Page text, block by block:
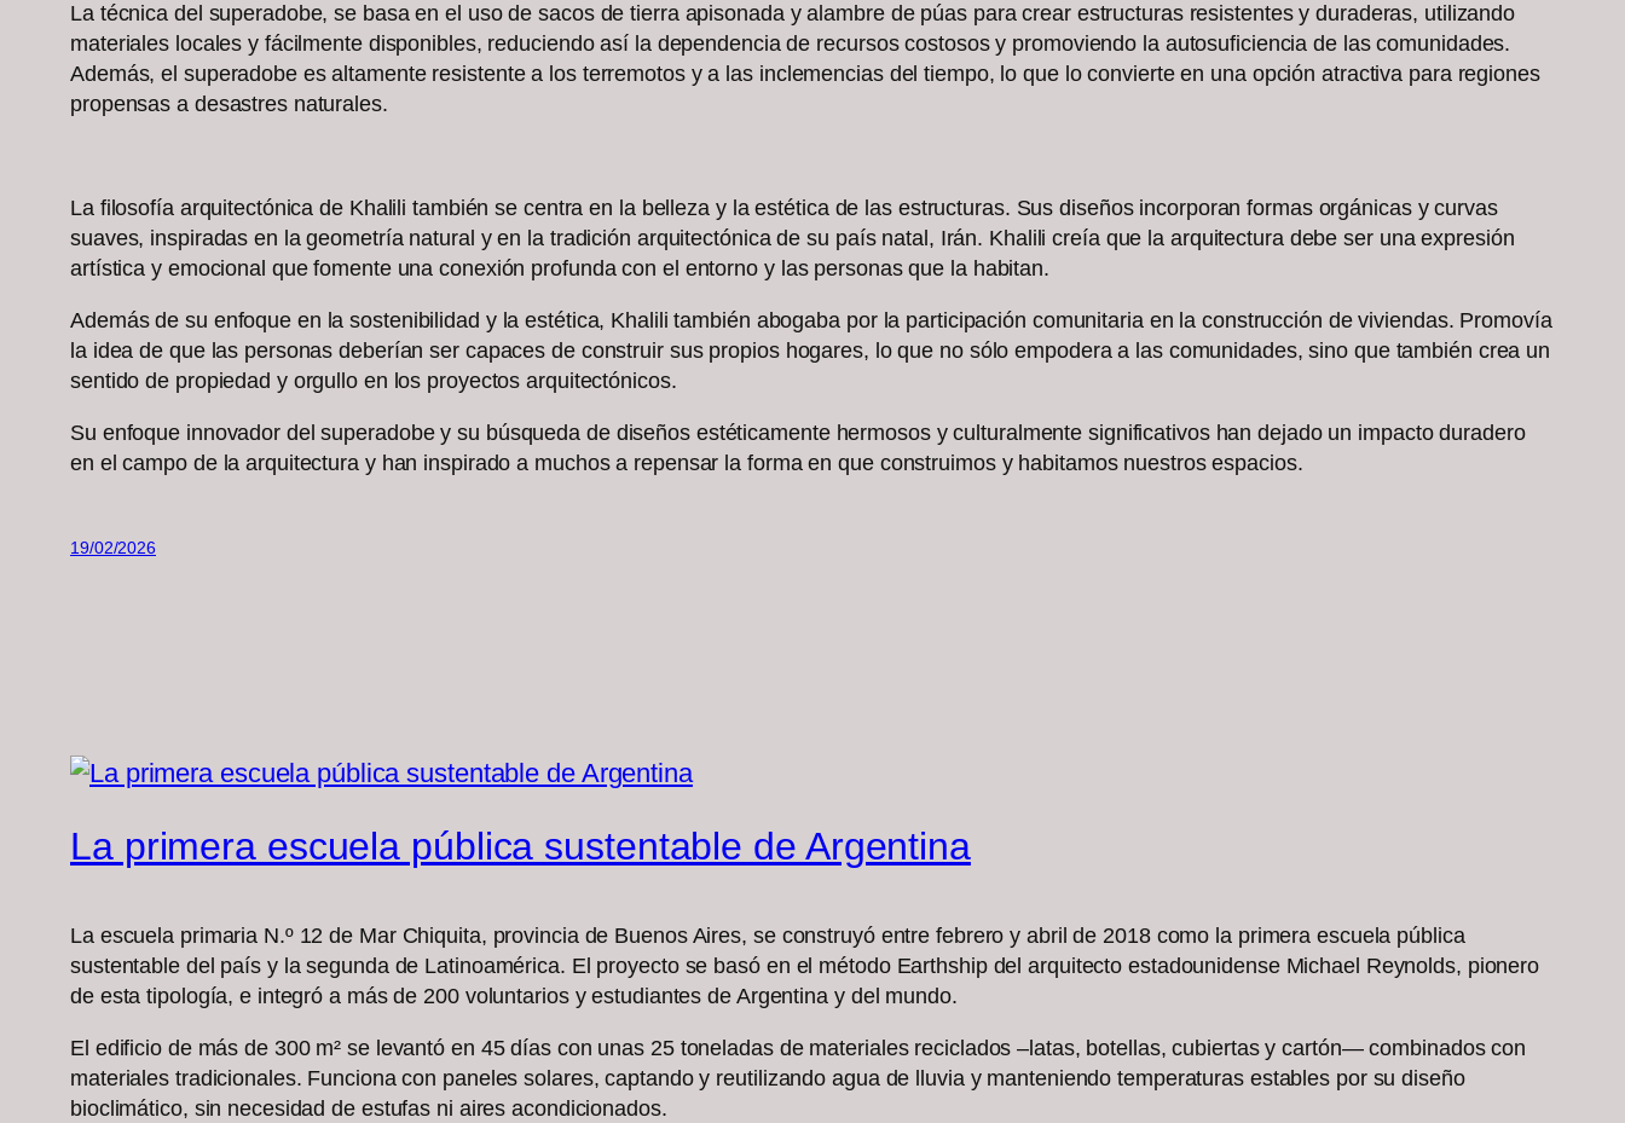
La técnica del superadobe, se basa en el uso de sacos de tierra apisonada y alambre de púas para crear estructuras resistentes y duraderas, utilizando
materiales locales y fácilmente disponibles, reduciendo así la dependencia de recursos costosos y promoviendo la autosuficiencia de las comunidades.
Además, el superadobe es altamente resistente a los terremotos y a las inclemencias del tiempo, lo que lo convierte en una opción atractiva para regiones
propensas a desastres naturales.
La filosofía arquitectónica de Khalili también se centra en la belleza y la estética de las estructuras. Sus diseños incorporan formas orgánicas y curvas
suaves, inspiradas en la geometría natural y en la tradición arquitectónica de su país natal, Irán. Khalili creía que la arquitectura debe ser una expresión
artística y emocional que fomente una conexión profunda con el entorno y las personas que la habitan.
Además de su enfoque en la sostenibilidad y la estética, Khalili también abogaba por la participación comunitaria en la construcción de viviendas. Promovía
la idea de que las personas deberían ser capaces de construir sus propios hogares, lo que no sólo empodera a las comunidades, sino que también crea un
sentido de propiedad y orgullo en los proyectos arquitectónicos.
Su enfoque innovador del superadobe y su búsqueda de diseños estéticamente hermosos y culturalmente significativos han dejado un impacto duradero
en el campo de la arquitectura y han inspirado a muchos a repensar la forma en que construimos y habitamos nuestros espacios.
19/02/2026
La primera escuela pública sustentable de Argentina
La escuela primaria N.º 12 de Mar Chiquita, provincia de Buenos Aires, se construyó entre febrero y abril de 2018 como la primera escuela pública
sustentable del país y la segunda de Latinoamérica. El proyecto se basó en el método Earthship del arquitecto estadounidense Michael Reynolds, pionero
de esta tipología, e integró a más de 200 voluntarios y estudiantes de Argentina y del mundo.
El edificio de más de 300 m² se levantó en 45 días con unas 25 toneladas de materiales reciclados –latas, botellas, cubiertas y cartón— combinados con
materiales tradicionales. Funciona con paneles solares, captando y reutilizando agua de lluvia y manteniendo temperaturas estables por su diseño
bioclimático, sin necesidad de estufas ni aires acondicionados.